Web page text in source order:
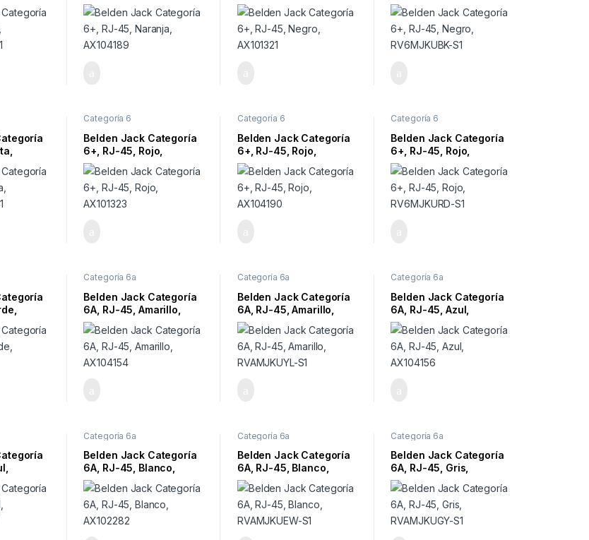
AX104189
AX101321
RV6MJKUBK-S1
Categoría 6
Belden Jack Categoría
6+, RJ-45, Rojo,
AX101323
Categoría 6
Belden Jack Categoría
6+, RJ-45, Rojo,
AX104190
Categoría 6
Belden Jack Categoría
6+, RJ-45, Rojo,
RV6MJKURD-S1
Categoría 6a
Belden Jack Categoría
6A, RJ-45, Amarillo,
AX104154
Categoría 6a
Belden Jack Categoría
6A, RJ-45, Amarillo,
RVAMJKUYL-S1
Categoría 6a
Belden Jack Categoría
6A, RJ-45, Azul,
AX104156
Categoría 6a
Belden Jack Categoría
6A, RJ-45, Blanco,
AX102282
Categoría 6a
Belden Jack Categoría
6A, RJ-45, Blanco,
RVAMJKUEW-S1
Categoría 6a
Belden Jack Categoría
6A, RJ-45, Gris,
RVAMJKUGY-S1